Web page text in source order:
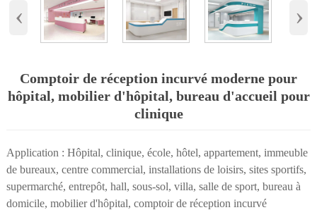
‹ ›
Comptoir de réception incurvé moderne pour
hôpital, mobilier d'hôpital, bureau d'accueil pour
clinique
Application : Hôpital, clinique, école, hôtel, appartement, immeuble
de bureaux, centre commercial, installations de loisirs, sites sportifs,
supermarché, entrepôt, hall, sous-sol, villa, salle de sport, bureau à
domicile, mobilier d'hôpital, comptoir de réception incurvé